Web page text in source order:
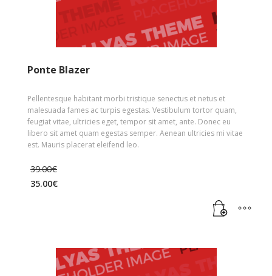
Ponte Blazer
Pellentesque habitant morbi tristique senectus et netus et
malesuada fames ac turpis egestas. Vestibulum tortor quam,
feugiat vitae, ultricies eget, tempor sit amet, ante. Donec eu
libero sit amet quam egestas semper. Aenean ultricies mi vitae
est. Mauris placerat eleifend leo.
39.00€
35.00€